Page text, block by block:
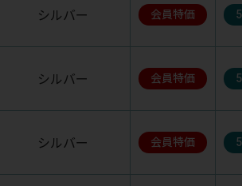
シルバー 会員特価
シルバー 会員特価
シルバー 会員特価